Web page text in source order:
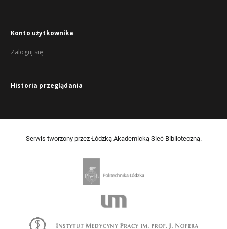
Konto użytkownika
Zaloguj się
Historia przeglądania
Serwis tworzony przez Łódzką Akademicką Sieć Biblioteczną.